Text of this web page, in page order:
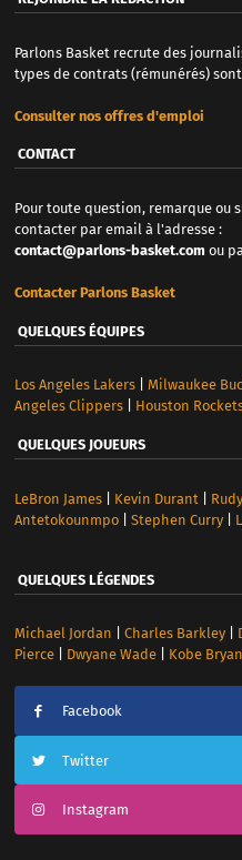
Parlons Basket recrute des
types de contrats (rémunérés)
Consulter nos offres d'emploi
CONTACT
Pour toute question, remarque ou
contacter par email à l'adresse :
contact@parlons-basket.com ou
Contacter Parlons Basket
QUELQUES ÉQUIPES
Los Angeles Lakers| Milwaukee
Angeles Clippers| Houston
QUELQUES JOUEURS
LeBron James| Kevin Durant
Antetokounmpo| Stephen Curry|
QUELQUES LÉGENDES
Michael Jordan Charles Barkley|
Pierce| Dwyane Wade| Kobe
Facebook
Twitter
Instagram